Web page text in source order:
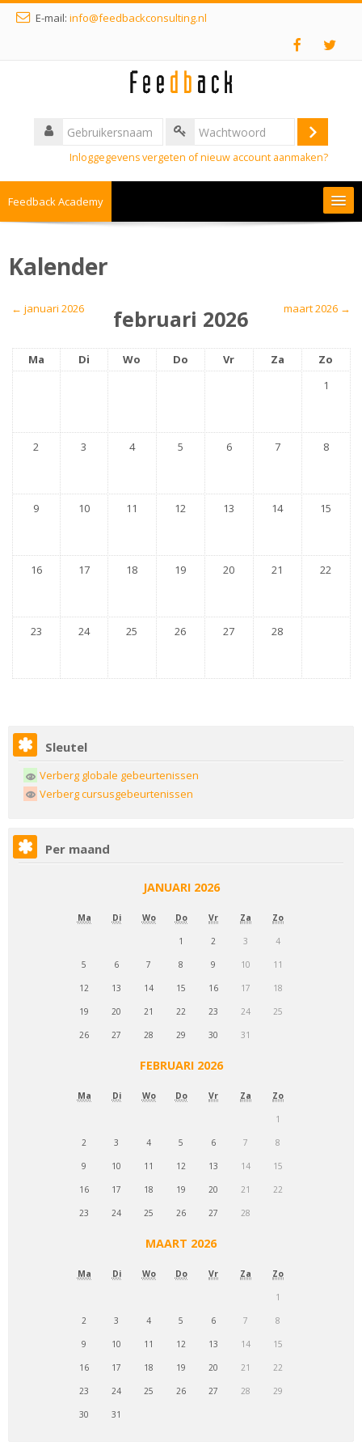
E-mail: info@feedbackconsulting.nl
Inloggegevens vergeten of nieuw account aanmaken?
Feedback Academy
Kalender
← januari 2026 februari 2026 maart 2026 →
Ma Di Wo Do Vr Za
Zo
1
2 3 4 5 6 7 8
9 10 11 12 13 14 15
16 17 18 19 20 21 22
23 24 25 26 27 28
Sleutel
Verberg globale gebeurtenissen
Verberg cursusgebeurtenissen
Per maand
JANUARI 2026
Ma Di Wo Do Vr Za Zo
1 2 3 4
5 6 7 8 9 10 11
12 13 14 15 16 17 18
19 20 21 22 23 24 25
26 27 28 29 30 31
FEBRUARI 2026
Ma Di Wo Do Vr Za Zo
1
2 3 4 5 6 7 8
9 10 11 12 13 14 15
16 17 18 19 20 21 22
23 24 25 26 27 28
MAART 2026
Ma Di Wo Do Vr Za Zo
1
2 3 4 5 6 7 8
9 10 11 12 13 14 15
16 17 18 19 20 21 22
23 24 25 26 27 28 29
30 31